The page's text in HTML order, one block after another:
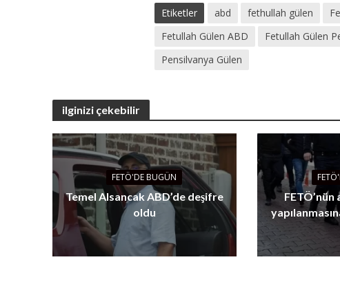
Etiketler abd fethullah gülen
Fetullah Gülen ABD
Fetullah Gülen
Pensilvanya Gülen
ilginizi çekebilir
FETÖ'DE BUGÜN
Temel Alsancak ABD’de deşifre
oldu